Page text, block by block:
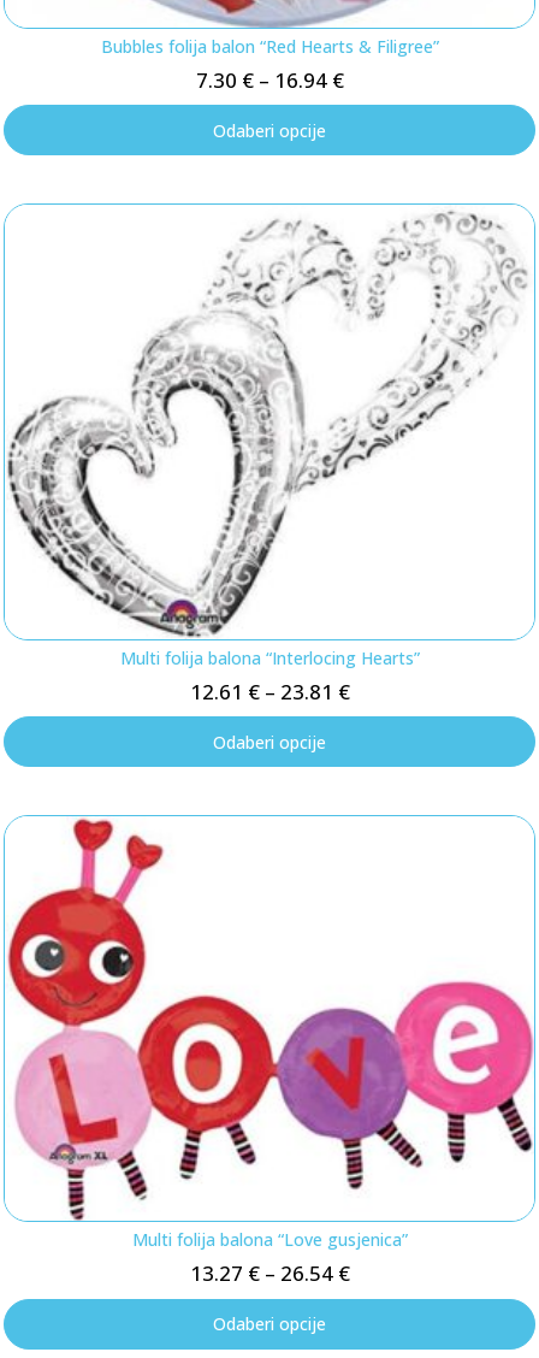
Bubbles folija balon “Red Hearts & Filigree”
7.30 €– 16.94 €
Odaberi opcije
Multi folija balona “Interlocing Hearts”
12.61 €– 23.81 €
Odaberi opcije
Multi folija balona “Love gusjenica”
13.27 €– 26.54 €
Odaberi opcije